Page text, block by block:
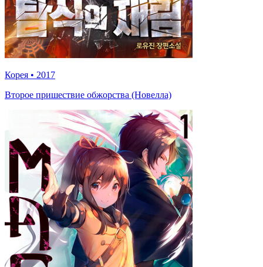
Корея • 2017
Второе пришествие обжорства (Новелла)